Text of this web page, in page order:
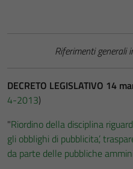
Riferimenti generali
DECRETO LEGISLATIVO 14
4-2013)
"Riordino della disciplina
gli obblighi di pubblicita’,
da parte delle pubbliche